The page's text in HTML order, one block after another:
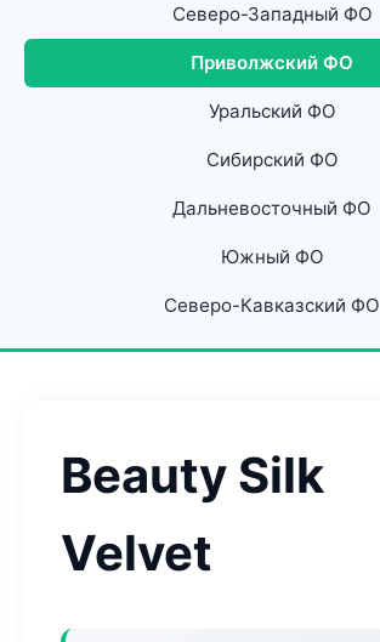
Северо-Западный ФО
Приволжский ФО
Уральский ФО
Сибирский ФО
Дальневосточный ФО
Южный ФО
Северо-Кавказский ФО
Beauty Silk
Velvet